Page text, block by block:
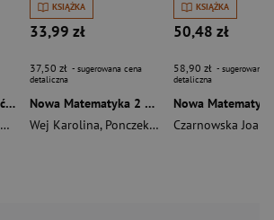
Nowa Historia poznać przeszłość 2 SMARTBOOK liceum i technikum zakres podstawowy edycja 2025
KSIĄŻKA
33,99 zł
37,50 zł - sugerowana cena
detaliczna
Nowa Matematyka 2 maturalne karty pracy zakres rozszerzony EDYCJA 2025
Wej Karolina, Ponczek Dorota
KSIĄŻKA
50,48 zł
58,90 zł - sugerowana
detaliczna
Czarnowska